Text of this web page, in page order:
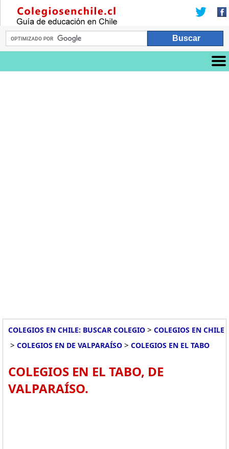
COLEGIOS EN CHILE: BUSCAR COLEGIO > COLEGIOS EN CHILE
> COLEGIOS EN DE VALPARAÍSO > COLEGIOS EN EL TABO
COLEGIOS EN EL TABO, DE
VALPARAÍSO.